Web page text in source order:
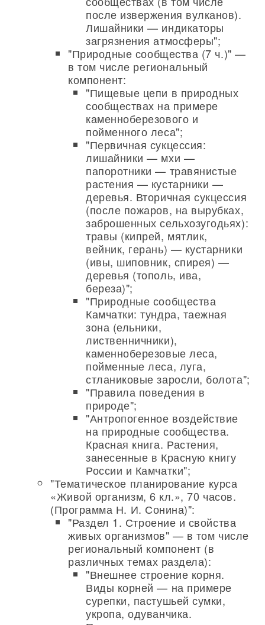
после извержения вулканов).
Лишайники — индикаторы
загрязнения атмосферы";
"Природные сообщества (7 ч.)" —
в том числе региональный
компонент:
"Пищевые цепи в природных
сообществах на примере
каменноберезового и
пойменного леса";
"Первичная сукцессия:
лишайники — мхи —
папоротники — травянистые
растения — кустарники —
деревья. Вторичная сукцессия
(после пожаров, на вырубках,
заброшенных сельхозугодьях):
травы (кипрей, мятлик,
вейник, герань) — кустарники
(ивы, шиповник, спирея) —
деревья (тополь, ива,
береза)";
"Природные сообщества
Камчатки: тундра, таежная
зона (ельники,
лиственничники),
каменноберезовые леса,
пойменные леса, луга,
стланиковые заросли, болота";
"Правила поведения в
природе";
"Антропогенное воздействие
на природные сообщества.
Красная книга. Растения,
занесенные в Красную книгу
России и Камчатки";
"Тематическое планирование курса
«Живой организм, 6 кл.», 70 часов.
(Программа Н. И. Сонина)":
"Раздел 1. Строение и свойства
живых организмов" — в том числе
региональный компонент (в
различных темах раздела):
"Внешнее строение корня.
Виды корней — на примере
сурепки, пастушьей сумки,
укропа, одуванчика.